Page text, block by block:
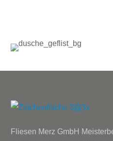
Fliesen Merz GmbH